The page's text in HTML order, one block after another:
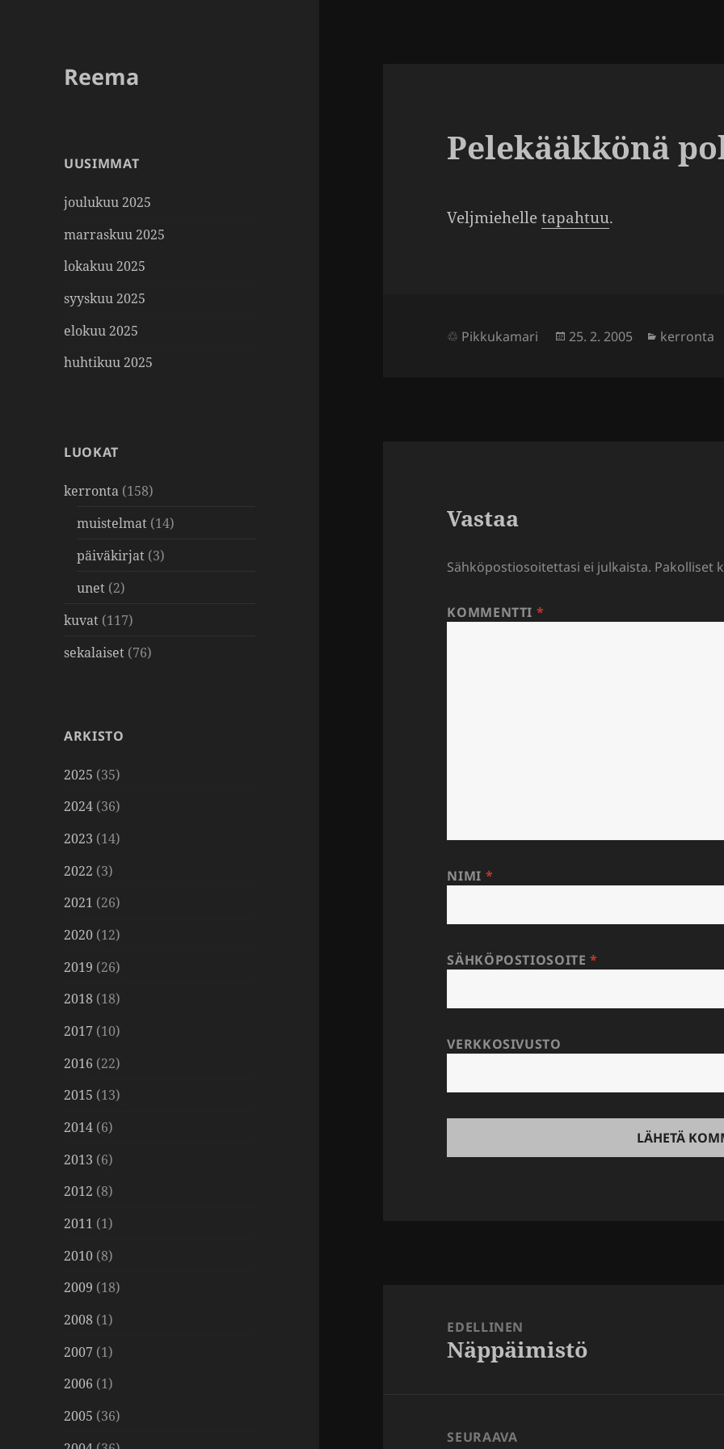
Reema
UUSIMMAT
joulukuu 2025
marraskuu 2025
lokakuu 2025
syyskuu 2025
elokuu 2025
huhtikuu 2025
LUOKAT
kerronta (158)
muistelmat (14)
päiväkirjat (3)
unet (2)
kuvat (117)
sekalaiset (76)
ARKISTO
2025 (35)
2024 (36)
2023 (14)
2022 (3)
2021 (26)
2020 (12)
2019 (26)
2018 (18)
2017 (10)
2016 (22)
2015 (13)
2014 (6)
2013 (6)
2012 (8)
2011 (1)
2010 (8)
2009 (18)
2008 (1)
2007 (1)
2006 (1)
2005 (36)
Pelekääkkönä
Velj­mie­helletapahtuu.
Pikkukamari Julkaistu
25. 2. 2005 Kategoriat
kerronta
Vastaa
Sähköpostiosoitettasi ei julkaista. Pakolliset
KOMMENTTI *
NIMI *
SÄHKÖPOSTIOSOITE*
VERKKOSIVUSTO
EDELLINEN
Edellinen
Näppäimistö
SEURAAVA